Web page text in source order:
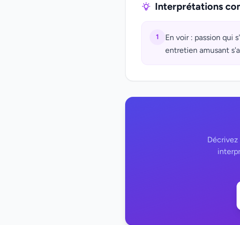
Interprétations
1
En voir : passion qui
entretien amusant